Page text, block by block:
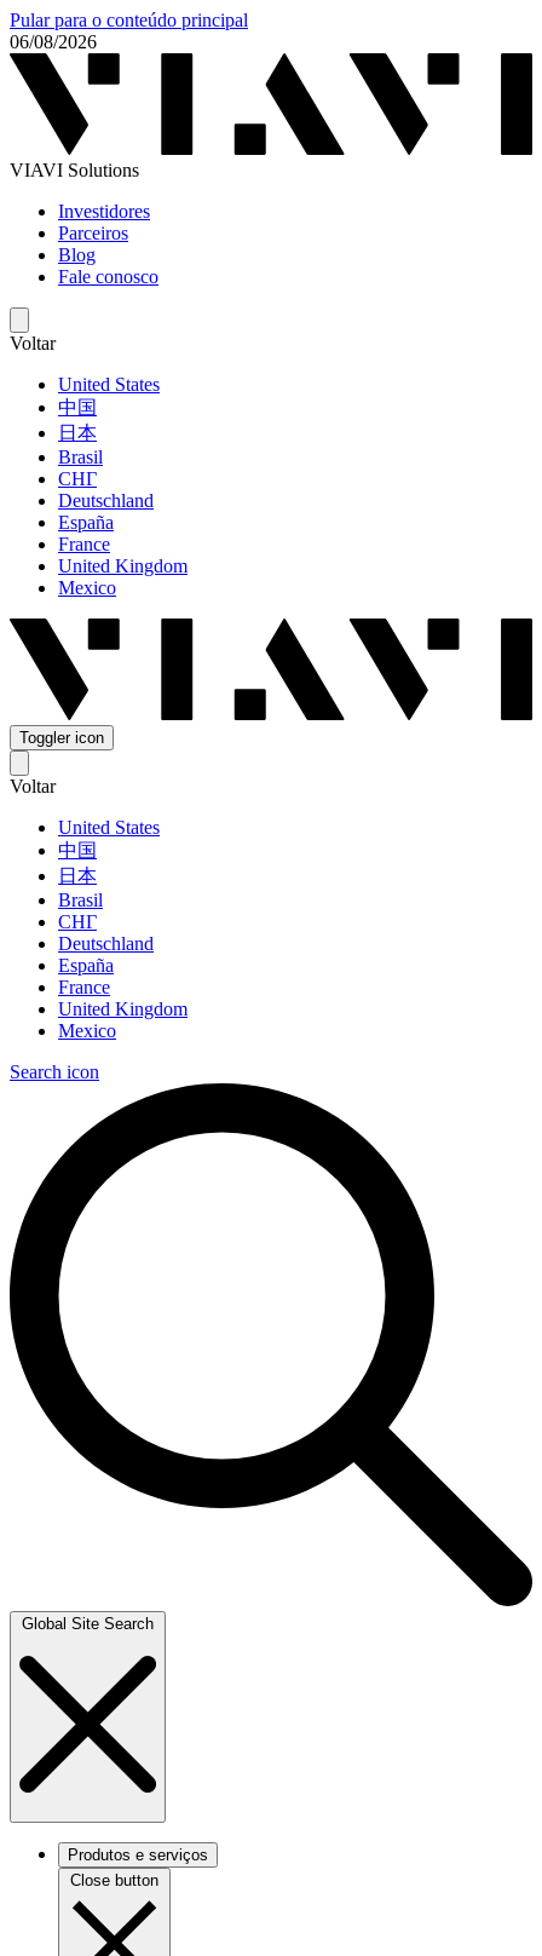
Pular para o conteúdo principal
06/08/2026
VIAVI Solutions
Investidores
Parceiros
Blog
Fale conosco
Voltar
United States
中国
日本
Brasil
СНГ
Deutschland
España
France
United Kingdom
Mexico
Toggler icon
Voltar
United States
中国
日本
Brasil
СНГ
Deutschland
España
France
United Kingdom
Mexico
Search icon
Global Site Search
Produtos e serviços
Close button